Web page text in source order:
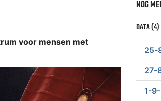
voor mensen met
NOG
DATA (4)
25-
27-
1-